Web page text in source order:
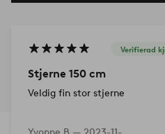
Verifierad
Stjerne 150 cm
Veldig fin stor stjerne